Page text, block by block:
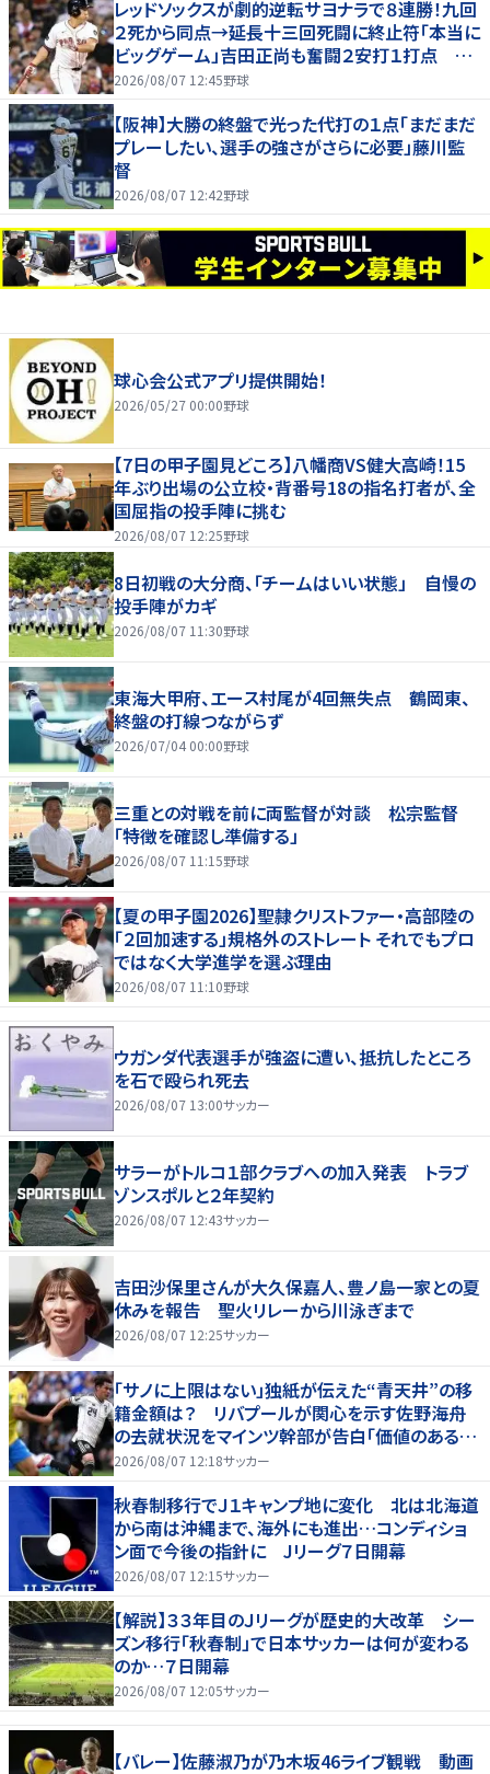
レッドソックスが劇的逆転サヨナラで８連勝！九回
２死から同点→延長十三回死闘に終止符「本当に
ビッグゲーム」吉田正尚も奮闘２安打１打点 靴
下対決で驚異のスイープ
2026/08/07 12:45野球
【阪神】大勝の終盤で光った代打の１点「まだまだ
プレーしたい、選手の強さがさらに必要」藤川監
督
2026/08/07 12:42野球
球心会公式アプリ提供開始！
2026/05/27 00:00野球
【7日の甲子園見どころ】八幡商VS健大高崎！15
年ぶり出場の公立校・背番号18の指名打者が、全
国屈指の投手陣に挑む
2026/08/07 12:25野球
8日初戦の大分商、「チームはいい状態」 自慢の
投手陣がカギ
2026/08/07 11:30野球
東海大甲府、エース村尾が4回無失点 鶴岡東、
終盤の打線つながらず
2026/07/04 00:00野球
三重との対戦を前に両監督が対談 松宗監督
「特徴を確認し準備する」
2026/08/07 11:15野球
【夏の甲子園2026】聖隷クリストファー・高部陸の
「２回加速する」規格外のストレート それでもプロ
ではなく大学進学を選ぶ理由
2026/08/07 11:10野球
ウガンダ代表選手が強盗に遭い、抵抗したところ
を石で殴られ死去
2026/08/07 13:00サッカー
サラーがトルコ１部クラブへの加入発表 トラブ
ゾンスポルと２年契約
2026/08/07 12:43サッカー
吉田沙保里さんが大久保嘉人、豊ノ島一家との夏
休みを報告 聖火リレーから川泳ぎまで
2026/08/07 12:25サッカー
「サノに上限はない」独紙が伝えた“青天井”の移
籍金額は？ リバプールが関心を示す佐野海舟
の去就状況をマインツ幹部が告白「価値のあるも
のになる」
2026/08/07 12:18サッカー
秋春制移行でＪ１キャンプ地に変化 北は北海道
から南は沖縄まで、海外にも進出…コンディショ
ン面で今後の指針に Jリーグ７日開幕
2026/08/07 12:15サッカー
【解説】３３年目のＪリーグが歴史的大改革 シー
ズン移行「秋春制」で日本サッカーは何が変わる
のか…７日開幕
2026/08/07 12:05サッカー
【バレー】佐藤淑乃が乃木坂46ライブ観戦 動画